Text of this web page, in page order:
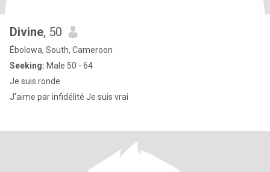
Divine, 50
Ébolowa, South, Cameroon
Seeking: Male 50 - 64
Je suis ronde
J'aime par infidélité Je suis vrai